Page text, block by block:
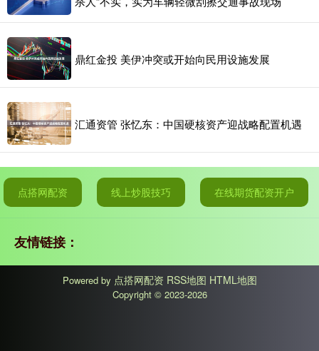
鼎红金投 美伊冲突或开始向民用设施发展
汇通资管 张忆东：中国硬核资产迎战略配置机遇
点搭网配资 线上炒股技巧 在线期货配资开户
友情链接：
Powered by 点搭网配资 RSS地图 HTML地图
Copyright © 2023-2026